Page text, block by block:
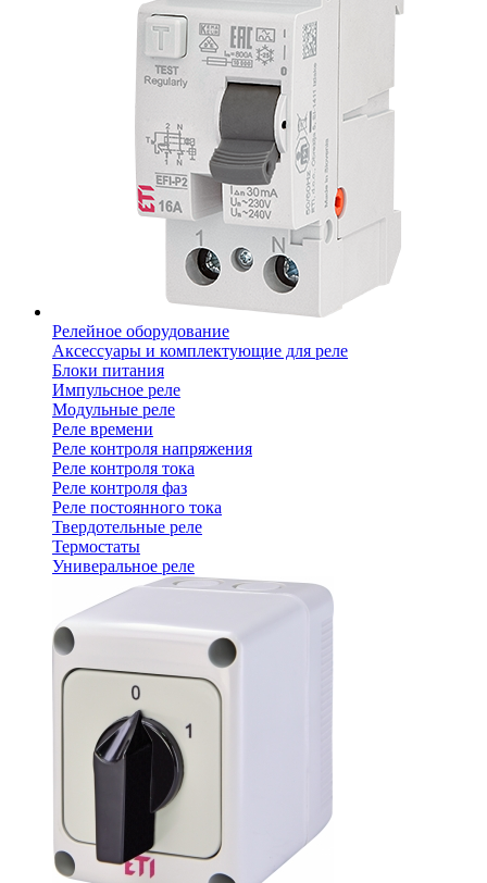
Релейное оборудование
Аксессуары и комплектующие для реле
Блоки питания
Импульсное реле
Модульные реле
Реле времени
Реле контроля напряжения
Реле контроля тока
Реле контроля фаз
Реле постоянного тока
Твердотельные реле
Термостаты
Универальное реле